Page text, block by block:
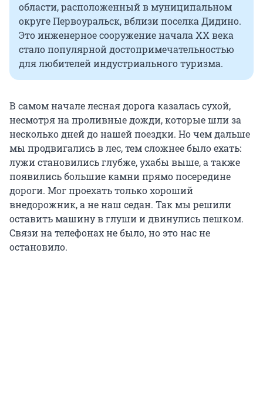
области, расположенный в муниципальном
округе Первоуральск, вблизи поселка Дидино.
Это инженерное сооружение начала XX века
стало популярной достопримечательностью
для любителей индустриального туризма.
В самом начале лесная дорога казалась сухой,
несмотря на проливные дожди, которые шли за
несколько дней до нашей поездки. Но чем дальше
мы продвигались в лес, тем сложнее было ехать:
лужи становились глубже, ухабы выше, а также
появились большие камни прямо посередине
дороги. Мог проехать только хороший
внедорожник, а не наш седан. Так мы решили
оставить машину в глуши и двинулись пешком.
Связи на телефонах не было, но это нас не
остановило.